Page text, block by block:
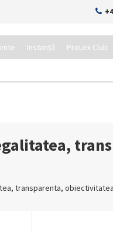
Instanță ProLex Club
transparenta,